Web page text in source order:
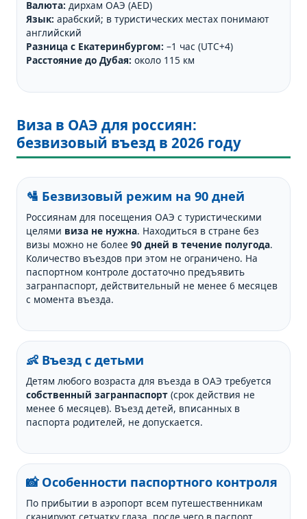
Валюта: дирхам ОАЭ (AED)
Язык: арабский; в туристических местах понимают
английский
Разница с Екатеринбургом: –1 час (UTC+4)
Расстояние до Дубая: около 115 км
Виза в ОАЭ для россиян:
безвизовый въезд в 2026 году
🛂 Безвизовый режим на 90 дней
Россиянам для посещения ОАЭ с туристическими
целями виза не нужна. Находиться в стране без
визы можно не более90 дней в течение полугода.
Количество въездов при этом не ограничено. На
паспортном контроле достаточно предъявить
загранпаспорт, действительный не менее 6 месяцев
с момента въезда.
👶 Въезд с детьми
Детям любого возраста для въезда в ОАЭ требуется
собственный загранпаспорт (срок действия не
менее 6 месяцев). Въезд детей, вписанных в
паспорта родителей, не допускается.
📸 Особенности паспортного контроля
По прибытии в аэропорт всем путешественникам